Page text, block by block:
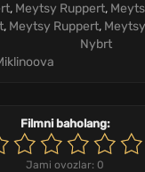
, Meytsy Ruppert,
, Meytsy Ruppert,
Nybrt
Filmni baholang:
Jami ovozlar: 0